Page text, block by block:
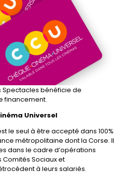
Spectacles bénéficie de
financement.
Universel
le seul à être accepté dans 100%
métropolitaine dont la Corse. Il
dans le cadre d’opérations
Sociaux et
à leurs salariés.